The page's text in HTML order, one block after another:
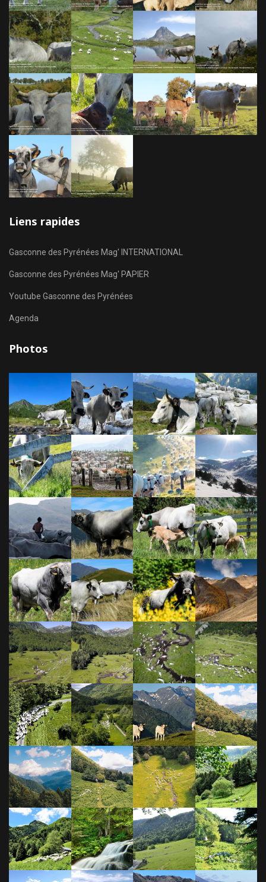
Liens rapides
Gasconne des Pyrénées Mag' INTERNATIONAL
Gasconne des Pyrénées Mag' PAPIER
Youtube Gasconne des Pyrénées
Agenda
Photos